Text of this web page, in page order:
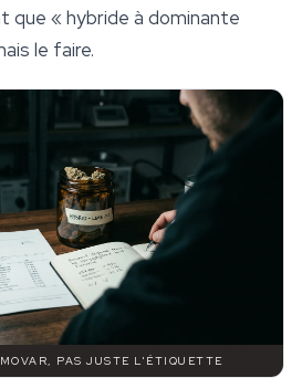
que « hybride à dominante
le faire.
PAS JUSTE L'ÉTIQUETTE